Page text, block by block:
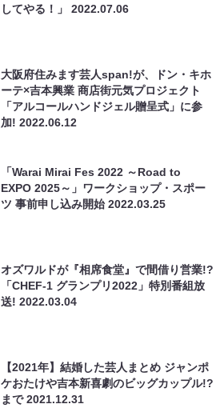
してやる！」2022.07.06
大阪府住みます芸人span!が、ドン・キホ
ーテ×吉本興業 商店街元気プロジェクト
「アルコールハンドジェル贈呈式」に参
加!2022.06.12
「Warai Mirai Fes 2022 ～Road to
EXPO 2025～」ワークショップ・スポー
ツ 事前申し込み開始2022.03.25
オズワルドが『相席食堂』で間借り営業!?
「CHEF-1 グランプリ2022」特別番組放
送!2022.03.04
【2021年】結婚した芸人まとめ ジャンポ
ケおたけや吉本新喜劇のビッグカップル!?
まで2021.12.31